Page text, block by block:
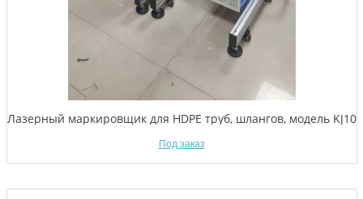
Лазерный маркировщик для HDPE труб, шлангов, модель KJ10
Под заказ